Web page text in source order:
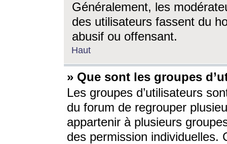
Généralement, les
des utilisateurs fassent du
abusif ou offensant.
Haut
» Que sont les groupes
Les groupes d’utilisateurs
du forum de regrouper
appartenir à plusieurs
des permission individuelles.